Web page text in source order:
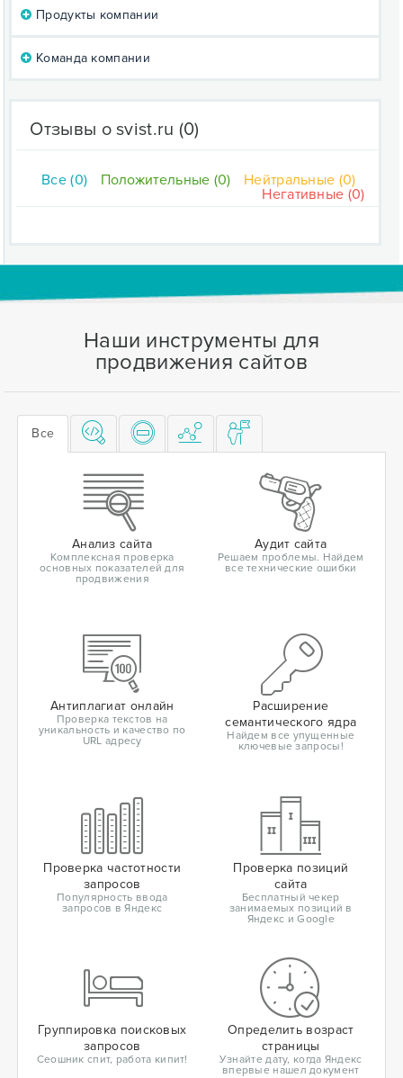
Продукты компании
Команда компании
Отзывы о svist.ru (0)
Все (0) Положительные (0)
Нейтральные (0)
Негативные (0)
Наши инструменты для
продвижения сайтов
Все
Анализ сайта
Комплексная проверка
основных показателей для
продвижения
Аудит сайта
Решаем проблемы. Найдем
все технические ошибки
Антиплагиат онлайн
Проверка текстов на
уникальность и качество по
URL адресу
Расширение
семантического ядра
Найдем все упущенные
ключевые запросы!
Проверка частотности
запросов
Популярность ввода
запросов в Яндекс
Проверка позиций
сайта
Бесплатный чекер
занимаемых позиций в
Яндекс и Google
Группировка поисковых
запросов
Сеошник спит, работа кипит!
Определить возраст
страницы
Узнайте дату, когда Яндекс
впервые нашел документ